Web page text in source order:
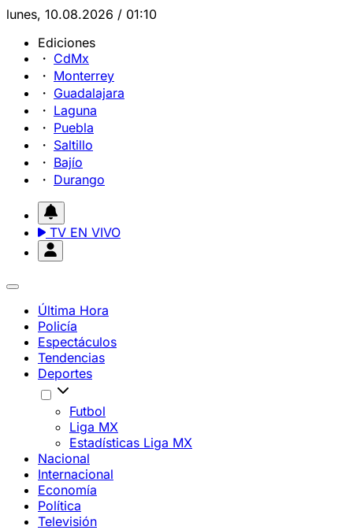
lunes, 10.08.2026 / 01:10
Ediciones
CdMx
Monterrey
Guadalajara
Laguna
Puebla
Saltillo
Bajío
Durango
TV EN VIVO
Última Hora
Policía
Espectáculos
Tendencias
Deportes
Futbol
Liga MX
Estadísticas Liga MX
Nacional
Internacional
Economía
Política
Televisión